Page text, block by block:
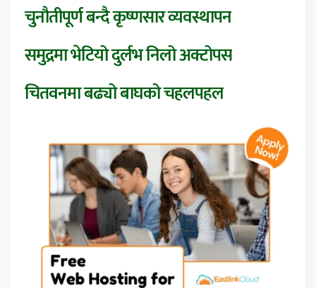
चुनौतीपूर्ण बन्दै कृष्णसार व्यवस्थापन
समुद्रमा भेटियो दुर्लभ निलो अक्टोपस
चितवनमा बढ्यो बाघको चहलपहल